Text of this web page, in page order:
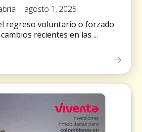
| agosto 1, 2025
regreso voluntario o forzado
recientes en las ...